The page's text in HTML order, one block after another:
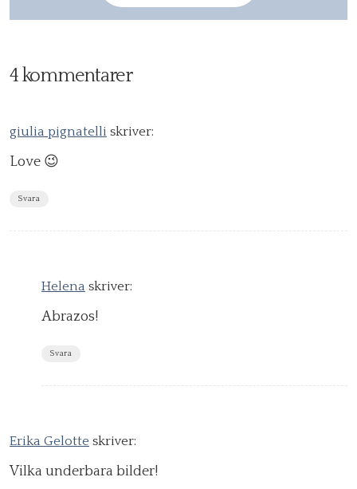
4 kommentarer
giulia pignatelli skriver:
Love 😉
Svara
Helena skriver:
Abrazos!
Svara
Erika Gelotte skriver:
Vilka underbara bilder!